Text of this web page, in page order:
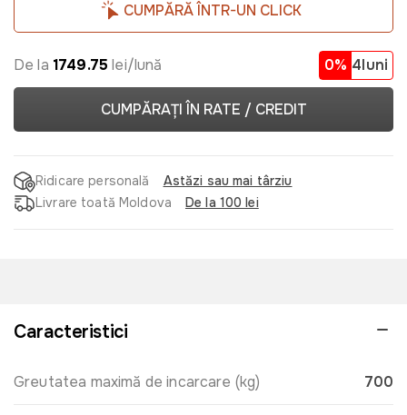
CUMPĂRĂ ÎNTR-UN CLICK
De la 1749.75 lei/lună 0% 4luni
CUMPĂRAȚI ÎN RATE / CREDIT
Ridicare personală
Astăzi sau mai târziu
Livrare toată Moldova
De la 100 lei
Caracteristici
Greutatea maximă de incarcare (kg) 700